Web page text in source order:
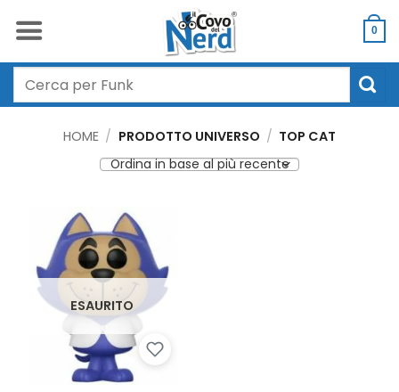
0
Cerca:
HOME / PRODOTTO UNIVERSO / TOP CAT
ESAURITO